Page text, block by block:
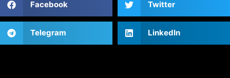
Facebook Twitter
Telegram LinkedIn